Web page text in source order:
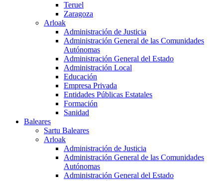
Teruel
Zaragoza
Arloak
Administración de Justicia
Administración General de las Comunidades
Autónomas
Administración General del Estado
Administración Local
Educación
Empresa Privada
Entidades Públicas Estatales
Formación
Sanidad
Baleares
Sartu Baleares
Arloak
Administración de Justicia
Administración General de las Comunidades
Autónomas
Administración General del Estado